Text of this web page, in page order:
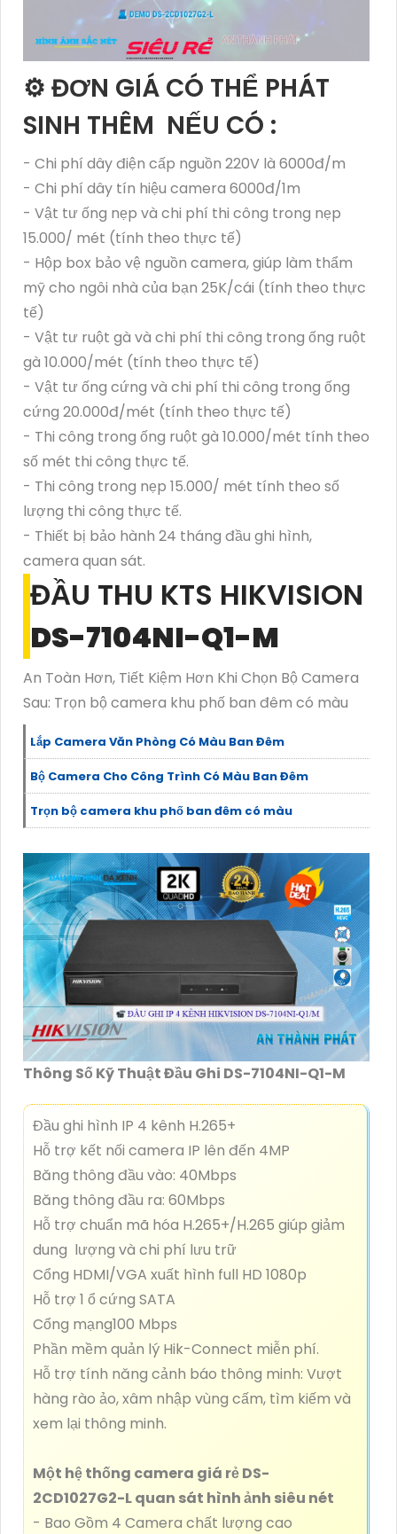
⚙ ĐƠN GIÁ CÓ THỂ PHÁT
SINH THÊM NẾU CÓ :
- Chi phí dây điện cấp nguồn 220V là 6000đ/m
- Chi phí dây tín hiệu camera 6000đ/1m
- Vật tư ống nẹp và chi phí thi công trong nẹp
15.000/ mét (tính theo thực tế)
- Hộp box bảo vệ nguồn camera, giúp làm thẩm
mỹ cho ngôi nhà của bạn 25K/cái (tính theo thực
tế)
- Vật tư ruột gà và chi phí thi công trong ống ruột
gà 10.000/mét (tính theo thực tế)
- Vật tư ống cứng và chi phí thi công trong ống
cứng 20.000đ/mét (tính theo thực tế)
- Thi công trong ống ruột gà 10.000/mét tính theo
số mét thi công thực tế.
- Thi công trong nẹp 15.000/ mét tính theo số
lượng thi công thực tế.
- Thiết bị bảo hành 24 tháng đầu ghi hình,
camera quan sát.
ĐẦU THU KTS HIKVISION
DS-7104NI-Q1-M
An Toàn Hơn, Tiết Kiệm Hơn Khi Chọn Bộ Camera
Sau: Trọn bộ camera khu phố ban đêm có màu
Lắp Camera Văn Phòng Có Màu Ban Đêm
Bộ Camera Cho Công Trình Có Màu Ban Đêm
Trọn bộ camera khu phố ban đêm có màu
Thông Số Kỹ Thuật Đầu Ghi DS-7104NI-Q1-M
Đầu ghi hình IP 4 kênh H.265+
Hỗ trợ kết nối camera IP lên đến 4MP
Băng thông đầu vào: 40Mbps
Băng thông đầu ra: 60Mbps
Hỗ trợ chuẩn mã hóa H.265+/H.265 giúp giảm
dung lượng và chi phí lưu trữ
Cổng HDMI/VGA xuất hình full HD 1080p
Hỗ trợ 1 ổ cứng SATA
Cổng mạng100 Mbps
Phần mềm quản lý Hik-Connect miễn phí.
Hỗ trợ tính năng cảnh báo thông minh: Vượt
hàng rào ảo, xâm nhập vùng cấm, tìm kiếm và
xem lại thông minh.
Một hệ thống camera giá rẻ DS-
2CD1027G2-L quan sát hình ảnh siêu nét
- Bao Gồm 4 Camera chất lượng cao